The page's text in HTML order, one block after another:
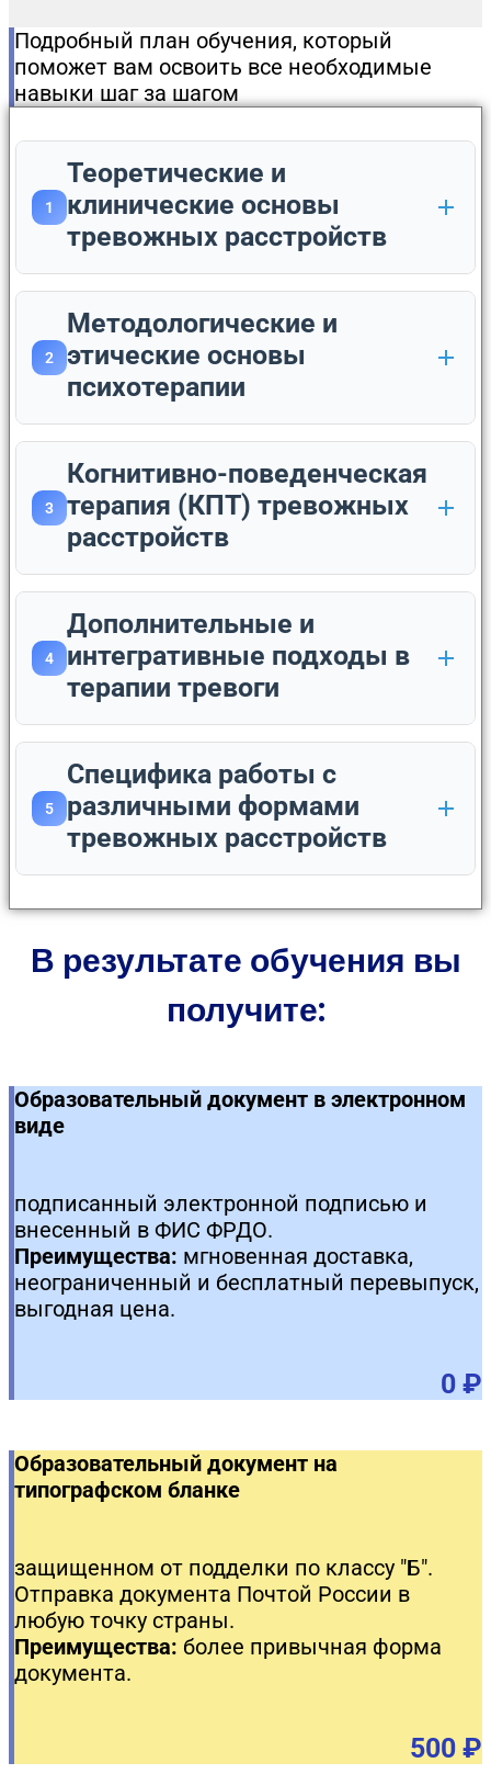
Подробный план обучения, который
поможет вам освоить все необходимые
навыки шаг за шагом
1
Теоретические и
клинические основы
тревожных расстройств
2
Методологические и
этические основы
психотерапии
3
Когнитивно-поведенческая
терапия (КПТ) тревожных
расстройств
4
Дополнительные и
интегративные подходы в
терапии тревоги
5
Специфика работы с
различными формами
тревожных расстройств
В результате обучения вы
получите:
Образовательный документ в электронном
виде
подписанный электронной подписью и
внесенный в ФИС ФРДО.
Преимущества: мгновенная доставка,
неограниченный и бесплатный перевыпуск,
выгодная цена.
0 ₽
Образовательный документ на
типографском бланке
защищенном от подделки по классу "Б".
Отправка документа Почтой России в
любую точку страны.
Преимущества: более привычная форма
документа.
500 ₽